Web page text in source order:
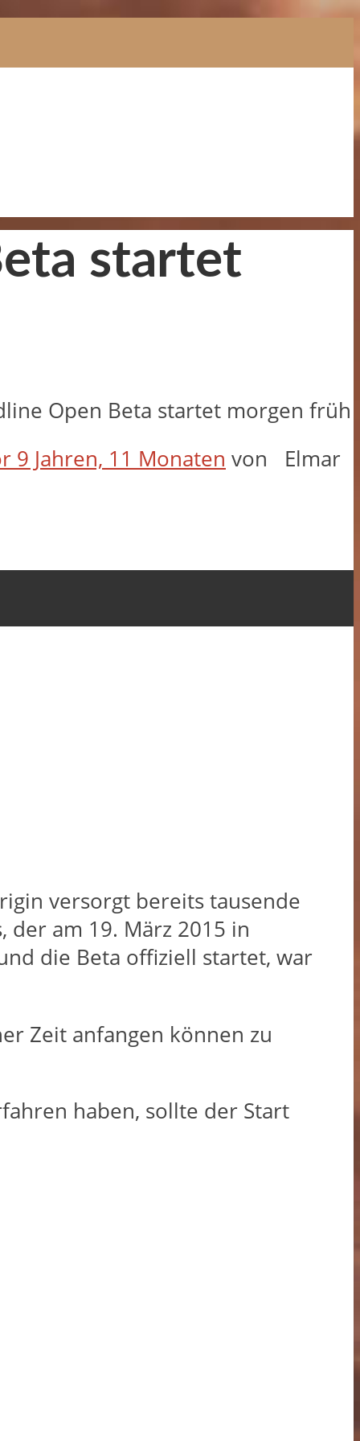
startet
Open Beta startet morgen früh
9 Jahren, 11 Monaten von Elmar
versorgt bereits tausende
am 19. März 2015 in
die Beta offiziell startet, war
Zeit anfangen können zu
haben, sollte der Start